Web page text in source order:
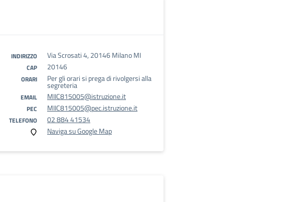
INDIRIZZO Via Scrosati 4, 20146 Milano MI
CAP 20146
ORARI Per gli orari si prega di rivolgersi alla
segreteria
EMAIL MIIC815005@istruzione.it
PEC MIIC815005@pec.istruzione.it
TELEFONO
02 884 41534
Naviga su Google Map